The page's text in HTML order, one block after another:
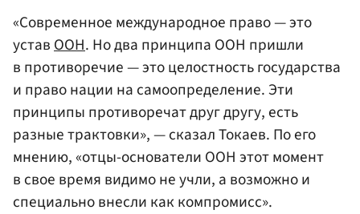
«Современное международное право — это
уставООН. Но два принципа ООН пришли
в противоречие — это целостность государства
и право нации на самоопределение. Эти
принципы противоречат друг другу, есть
разные трактовки», — сказал Токаев. По его
мнению, «отцы-основатели ООН этот момент
в свое время видимо не учли, а возможно и
специально внесли как компромисс».